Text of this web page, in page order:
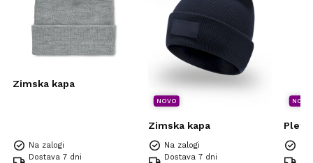
Zimska kapa
Na zalogi
Dostava 7 dni
NOVO
Zimska kapa
Na zalogi
Dostava 7 dni
NOVO